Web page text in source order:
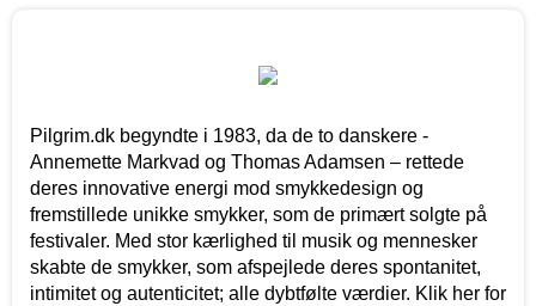
Pilgrim.dk begyndte i 1983, da de to danskere -
Annemette Markvad og Thomas Adamsen – rettede
deres innovative energi mod smykkedesign og
fremstillede unikke smykker, som de primært solgte på
festivaler. Med stor kærlighed til musik og mennesker
skabte de smykker, som afspejlede deres spontanitet,
intimitet og autenticitet; alle dybtfølte værdier. Klik her for